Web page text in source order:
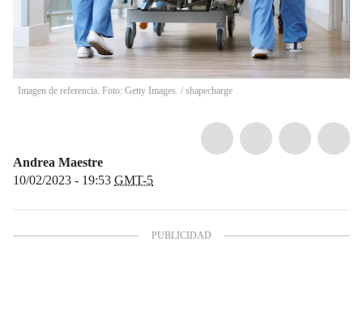
Imagen de referencia. Foto: Getty Images. / shapecharge
Andrea Maestre
10/02/2023 - 19:53 GMT-5